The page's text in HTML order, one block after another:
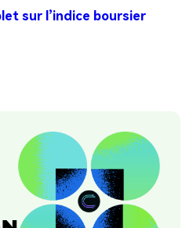
sur l’indice boursier